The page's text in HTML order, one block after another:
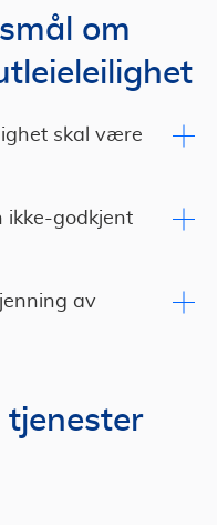
om
skal være
ikke-godkjent
av
tjenester